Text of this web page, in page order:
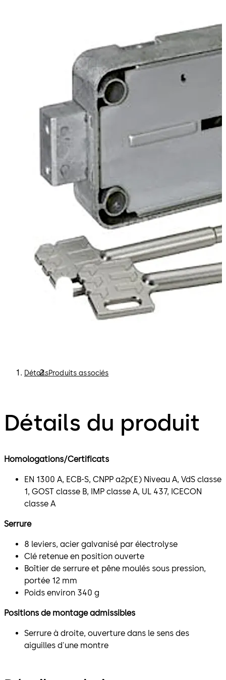
DétailsProduits associés
Détails du produit
Homologations/Certificats
EN 1300 A, ECB-S, CNPP a2p(E) Niveau A, VdS classe
1, GOST classe B, IMP classe A, UL 437, ICECON
classe A
Serrure
8 leviers, acier galvanisé par électrolyse
Clé retenue en position ouverte
Boîtier de serrure et pêne moulés sous pression,
portée 12 mm
Poids environ 340 g
Positions de montage admissibles
Serrure à droite, ouverture dans le sens des
aiguilles d'une montre